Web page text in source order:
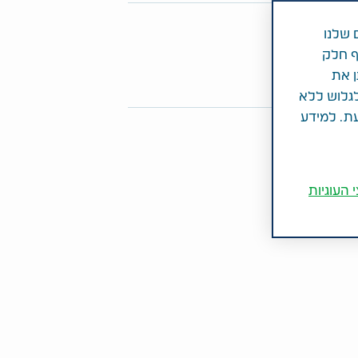
מאמר זה
Share on Facebook
שלנו
חלק
את
ללא
למידע
העוגיות